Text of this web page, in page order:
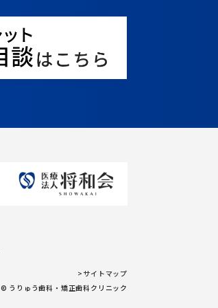
>サイトマップ
© うりゅう歯科・矯正歯科クリニック